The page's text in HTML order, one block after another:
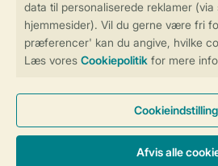
Få en personligt
på